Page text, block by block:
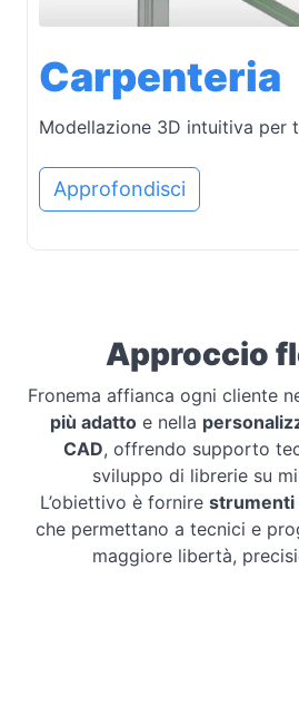
Carpenteria
Modellazione 3D intuitiva per
Approfondisci
Approccio
Fronema affianca ogni cliente
più adattoe nella
CAD, offrendo supporto
sviluppo di librerie su
L’obiettivo è fornire strumenti
che permettano a tecnici e
maggiore libertà,